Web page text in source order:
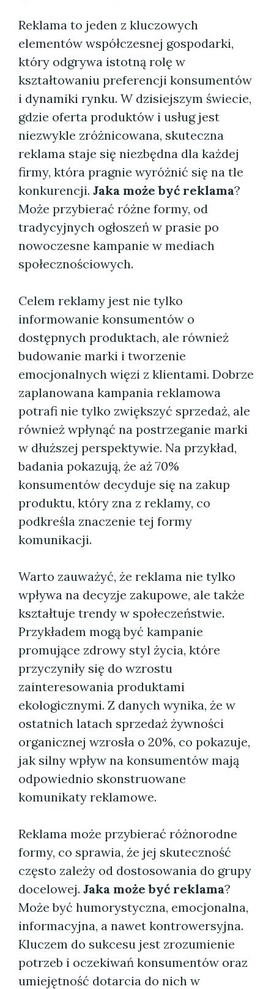
Reklama to jeden z kluczowych
elementów współczesnej gospodarki,
który odgrywa istotną rolę w
kształtowaniu preferencji konsumentów
i dynamiki rynku. W dzisiejszym świecie,
gdzie oferta produktów i usług jest
niezwykle zróżnicowana, skuteczna
reklama staje się niezbędna dla każdej
firmy, która pragnie wyróżnić się na tle
konkurencji. Jaka może być reklama?
Może przybierać różne formy, od
tradycyjnych ogłoszeń w prasie po
nowoczesne kampanie w mediach
społecznościowych.
Celem reklamy jest nie tylko
informowanie konsumentów o
dostępnych produktach, ale również
budowanie marki i tworzenie
emocjonalnych więzi z klientami. Dobrze
zaplanowana kampania reklamowa
potrafi nie tylko zwiększyć sprzedaż, ale
również wpłynąć na postrzeganie marki
w dłuższej perspektywie. Na przykład,
badania pokazują, że aż 70%
konsumentów decyduje się na zakup
produktu, który zna z reklamy, co
podkreśla znaczenie tej formy
komunikacji.
Warto zauważyć, że reklama nie tylko
wpływa na decyzje zakupowe, ale także
kształtuje trendy w społeczeństwie.
Przykładem mogą być kampanie
promujące zdrowy styl życia, które
przyczyniły się do wzrostu
zainteresowania produktami
ekologicznymi. Z danych wynika, że w
ostatnich latach sprzedaż żywności
organicznej wzrosła o 20%, co pokazuje,
jak silny wpływ na konsumentów mają
odpowiednio skonstruowane
komunikaty reklamowe.
Reklama może przybierać różnorodne
formy, co sprawia, że jej skuteczność
często zależy od dostosowania do grupy
docelowej. Jaka może być reklama?
Może być humorystyczna, emocjonalna,
informacyjna, a nawet kontrowersyjna.
Kluczem do sukcesu jest zrozumienie
potrzeb i oczekiwań konsumentów oraz
umiejętność dotarcia do nich w